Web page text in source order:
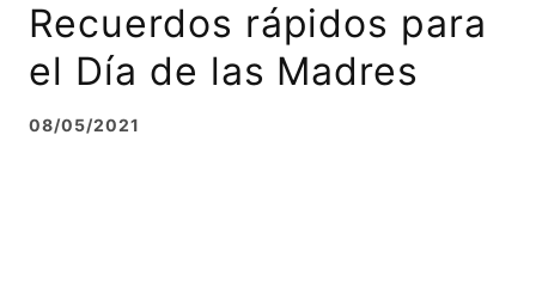
Recuerdos rápidos para
el Día de las Madres
08/05/2021